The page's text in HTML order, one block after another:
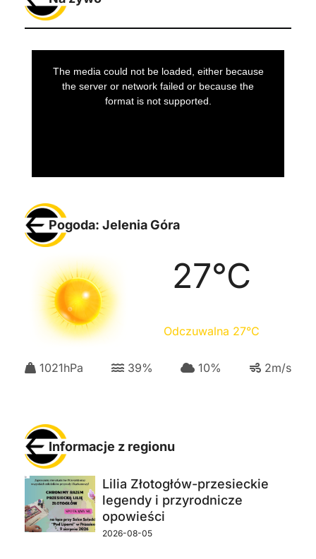
Pogoda: Jelenia Góra
27°C
Odczuwalna 27°C
1021hPa 39% 10% 2m/s
Informacje z regionu
Lilia Złotogłów-przesieckie
legendy i przyrodnicze
opowieści
2026-08-05